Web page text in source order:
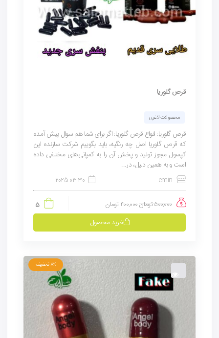
قرص گلوریا
محصولات لاغری
قرص گلوریا: انواع قرص گلوریا: اگر برای شما هم سوال پیش آمده
که قرص گلوریا اصل چه رنگیه، باید بگوییم شرکت سازنده این
کپسول مجوز تولید و پخش آن را به کمپانی‌های مختلفی داده
است و به همین دلیل، در...
emin
2025-03-30
500,000تومان400,000 تومان
5
خرید محصول
8% تخفیف